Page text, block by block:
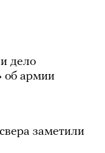
дело
об армии
заметили